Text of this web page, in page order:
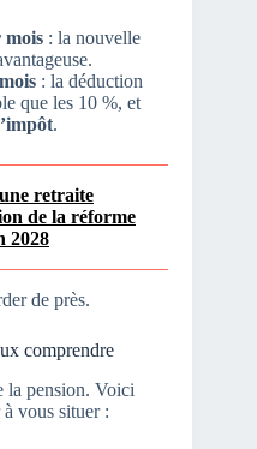
mois : la nouvelle
: la déduction
que les 10 %, et
.
retraite
de la réforme
2028
de près.
comprendre
la pension. Voici
vous situer :